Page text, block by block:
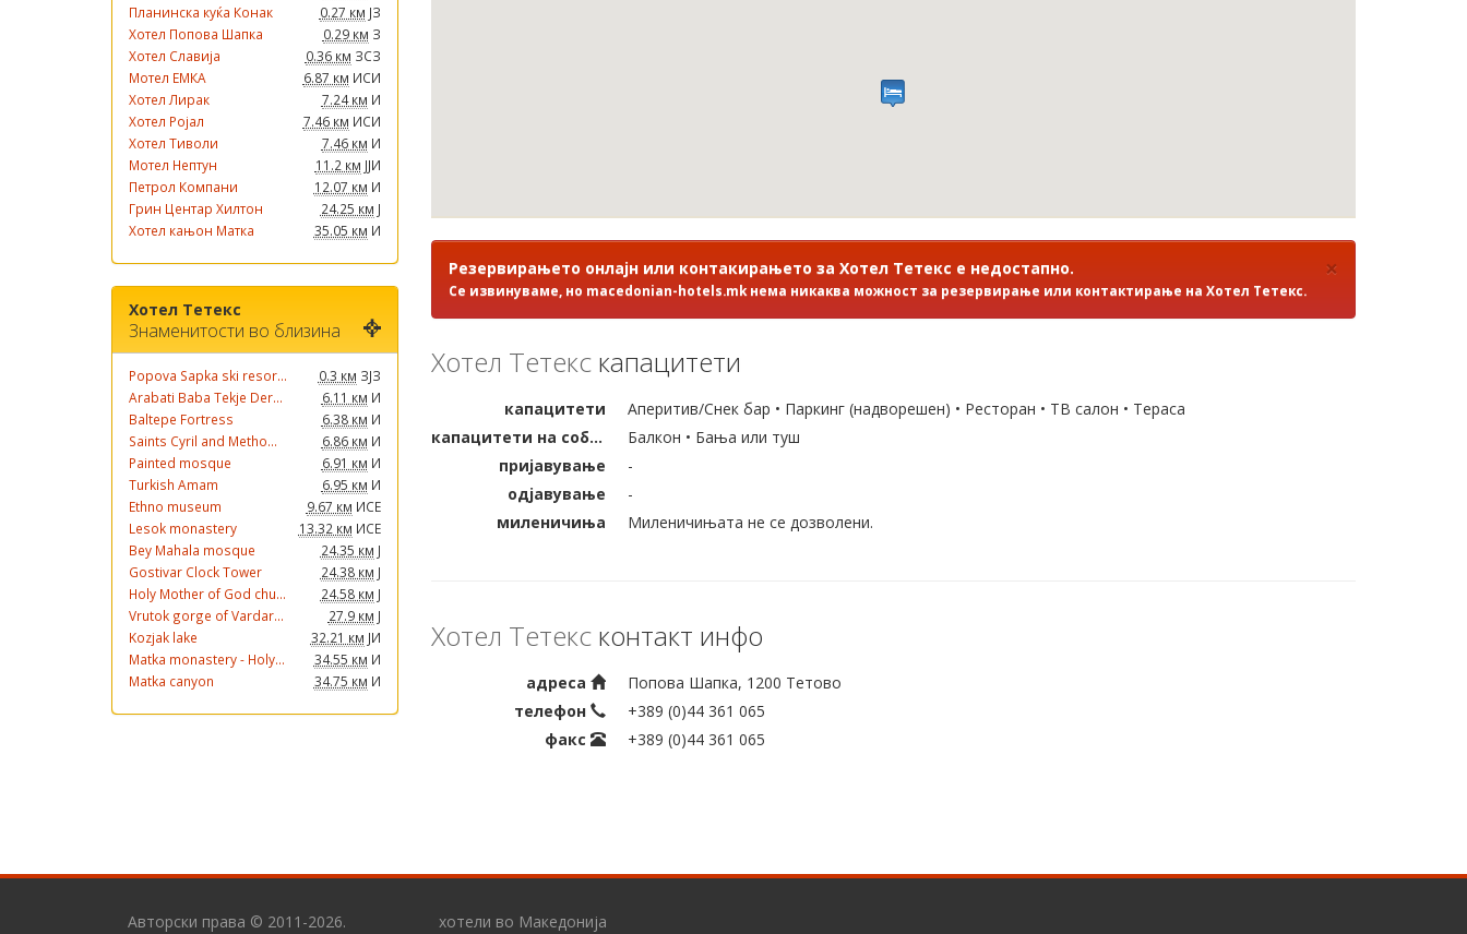
Планинска куќа Конак
0.27 км ЈЗ
Хотел Попова Шапка
0.29 км З
Хотел Славија
0.36 км ЗСЗ
Мотел ЕМКА
6.87 км ИСИ
Хотел Лирак
7.24 км И
Хотел Ројал
7.46 км ИСИ
Хотел Тиволи
7.46 км И
Мотел Нептун
11.2 км ЈЈИ
Петрол Компани
12.07 км И
Грин Центар Хилтон
24.25 км Ј
Хотел кањон Матка
35.05 км И
Хотел Тетекс
Знаменитости во близина
Popova Sapka ski resor... 0.3 км ЗЈЗ
Arabati Baba Tekje Der...
6.11 км И
Baltepe Fortress
6.38 км И
Saints Cyril and Metho...
6.86 км И
Painted mosque
6.91 км И
Turkish Amam
6.95 км И
Ethno museum
9.67 км ИСЕ
Lesok monastery
13.32 км ИСЕ
Bey Mahala mosque
24.35 км Ј
Gostivar Clock Tower
24.38 км Ј
Holy Mother of God chu...
24.58 км Ј
Vrutok gorge of Vardar...
27.9 км Ј
Kozjak lake
32.21 км ЈИ
Matka monastery - Holy...
34.55 км И
Matka canyon
34.75 км И
×
Резервирањето онлајн или контакирањето за Хотел Тетекс е недостапно.
Се извинуваме, но macedonian-hotels.mk нема никаква можност за резервирање или контактирање на Хотел Тетекс.
Хотел Тетекскапацитети
капацитети
Аперитив/Снек бар • Паркинг (надворешен) • Ресторан • ТВ салон • Тераса
капацитети на собата
Балкон • Бања или туш
пријавување
-
одјавување
-
миленичиња
Миленичињата не се дозволени.
Хотел Тетексконтакт инфо
адреса
Попова Шапка, 1200 Тетово
телефон
+389 (0)44 361 065
факс
+389 (0)44 361 065
Авторски права © 2011-2026. хотели во Македонија